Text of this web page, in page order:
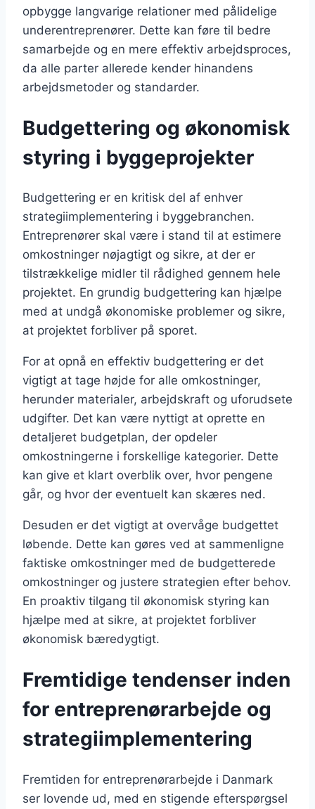
opbygge langvarige relationer med pålidelige
underentreprenører. Dette kan føre til bedre
samarbejde og en mere effektiv arbejdsproces,
da alle parter allerede kender hinandens
arbejdsmetoder og standarder.
Budgettering og økonomisk
styring i byggeprojekter
Budgettering er en kritisk del af enhver
strategiimplementering i byggebranchen.
Entreprenører skal være i stand til at estimere
omkostninger nøjagtigt og sikre, at der er
tilstrækkelige midler til rådighed gennem hele
projektet. En grundig budgettering kan hjælpe
med at undgå økonomiske problemer og sikre,
at projektet forbliver på sporet.
For at opnå en effektiv budgettering er det
vigtigt at tage højde for alle omkostninger,
herunder materialer, arbejdskraft og uforudsete
udgifter. Det kan være nyttigt at oprette en
detaljeret budgetplan, der opdeler
omkostningerne i forskellige kategorier. Dette
kan give et klart overblik over, hvor pengene
går, og hvor der eventuelt kan skæres ned.
Desuden er det vigtigt at overvåge budgettet
løbende. Dette kan gøres ved at sammenligne
faktiske omkostninger med de budgetterede
omkostninger og justere strategien efter behov.
En proaktiv tilgang til økonomisk styring kan
hjælpe med at sikre, at projektet forbliver
økonomisk bæredygtigt.
Fremtidige tendenser inden
for entreprenørarbejde og
strategiimplementering
Fremtiden for entreprenørarbejde i Danmark
ser lovende ud, med en stigende efterspørgsel